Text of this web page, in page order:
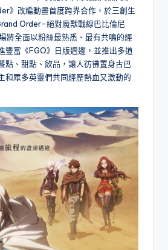
》改編動畫首度跨界合作，於三創生
Order-絕對魔獸戰線巴比倫尼
將全面以粉絲最熟悉、最有共鳴的經
豐富《FGO》日版週邊，並推出多道
點、甜點、飲品，讓人彷彿置身古巴
和眾多英靈們共同經歷熱血又激動的